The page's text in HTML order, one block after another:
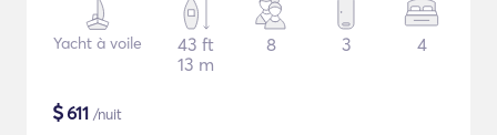
Yacht à voile
43 ft
13 m
8 3 4
$611 /nuit